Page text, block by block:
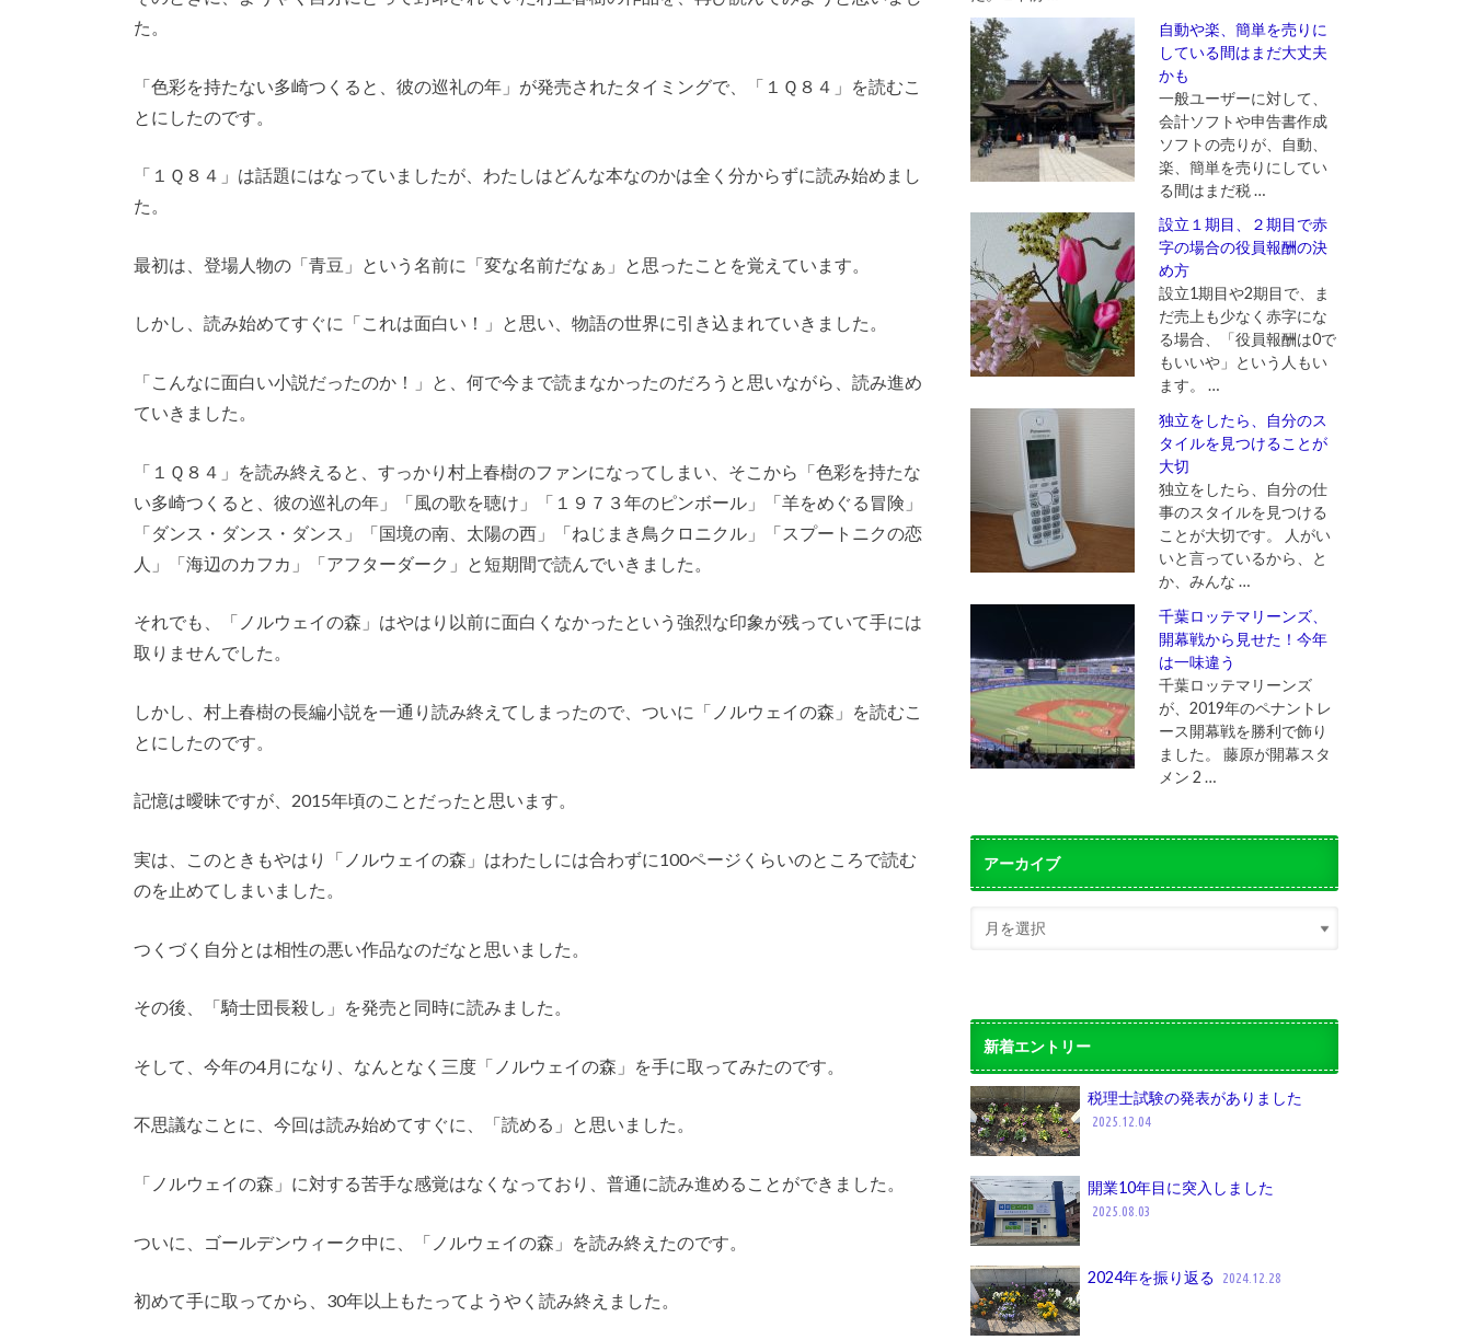
た。
「色彩を持たない多崎つくると、彼の巡礼の年」が発売されたタイミングで、「１Ｑ８４」を読むこ
とにしたのです。
「１Ｑ８４」は話題にはなっていましたが、わたしはどんな本なのかは全く分からずに読み始めまし
た。
最初は、登場人物の「青豆」という名前に「変な名前だなぁ」と思ったことを覚えています。
しかし、読み始めてすぐに「これは面白い！」と思い、物語の世界に引き込まれていきました。
「こんなに面白い小説だったのか！」と、何で今まで読まなかったのだろうと思いながら、読み進め
ていきました。
「１Ｑ８４」を読み終えると、すっかり村上春樹のファンになってしまい、そこから「色彩を持たな
い多崎つくると、彼の巡礼の年」「風の歌を聴け」「１９７３年のピンボール」「羊をめぐる冒険」
「ダンス・ダンス・ダンス」「国境の南、太陽の西」「ねじまき鳥クロニクル」「スプートニクの恋
人」「海辺のカフカ」「アフターダーク」と短期間で読んでいきました。
それでも、「ノルウェイの森」はやはり以前に面白くなかったという強烈な印象が残っていて手には
取りませんでした。
しかし、村上春樹の長編小説を一通り読み終えてしまったので、ついに「ノルウェイの森」を読むこ
とにしたのです。
記憶は曖昧ですが、2015年頃のことだったと思います。
実は、このときもやはり「ノルウェイの森」はわたしには合わずに100ページくらいのところで読む
のを止めてしまいました。
つくづく自分とは相性の悪い作品なのだなと思いました。
その後、「騎士団長殺し」を発売と同時に読みました。
そして、今年の4月になり、なんとなく三度「ノルウェイの森」を手に取ってみたのです。
不思議なことに、今回は読み始めてすぐに、「読める」と思いました。
「ノルウェイの森」に対する苦手な感覚はなくなっており、普通に読み進めることができました。
ついに、ゴールデンウィーク中に、「ノルウェイの森」を読み終えたのです。
初めて手に取ってから、30年以上もたってようやく読み終えました。
自動や楽、簡単を売りに
している間はまだ大丈夫
かも
一般ユーザーに対して、
会計ソフトや申告書作成
ソフトの売りが、自動、
楽、簡単を売りにしてい
る間はまだ税 …
設立１期目、２期目で赤
字の場合の役員報酬の決
め方
設立1期目や2期目で、ま
だ売上も少なく赤字にな
る場合、「役員報酬は0で
もいいや」という人もい
ます。 …
独立をしたら、自分のス
タイルを見つけることが
大切
独立をしたら、自分の仕
事のスタイルを見つける
ことが大切です。 人がい
いと言っているから、と
か、みんな …
千葉ロッテマリーンズ、
開幕戦から見せた！今年
は一味違う
千葉ロッテマリーンズ
が、2019年のペナントレ
ース開幕戦を勝利で飾り
ました。 藤原が開幕スタ
メン 2 …
アーカイブ
新着エントリー
税理士試験の発表がありました
2025.12.04
開業10年目に突入しました
2025.08.03
2024年を振り返る 2024.12.28